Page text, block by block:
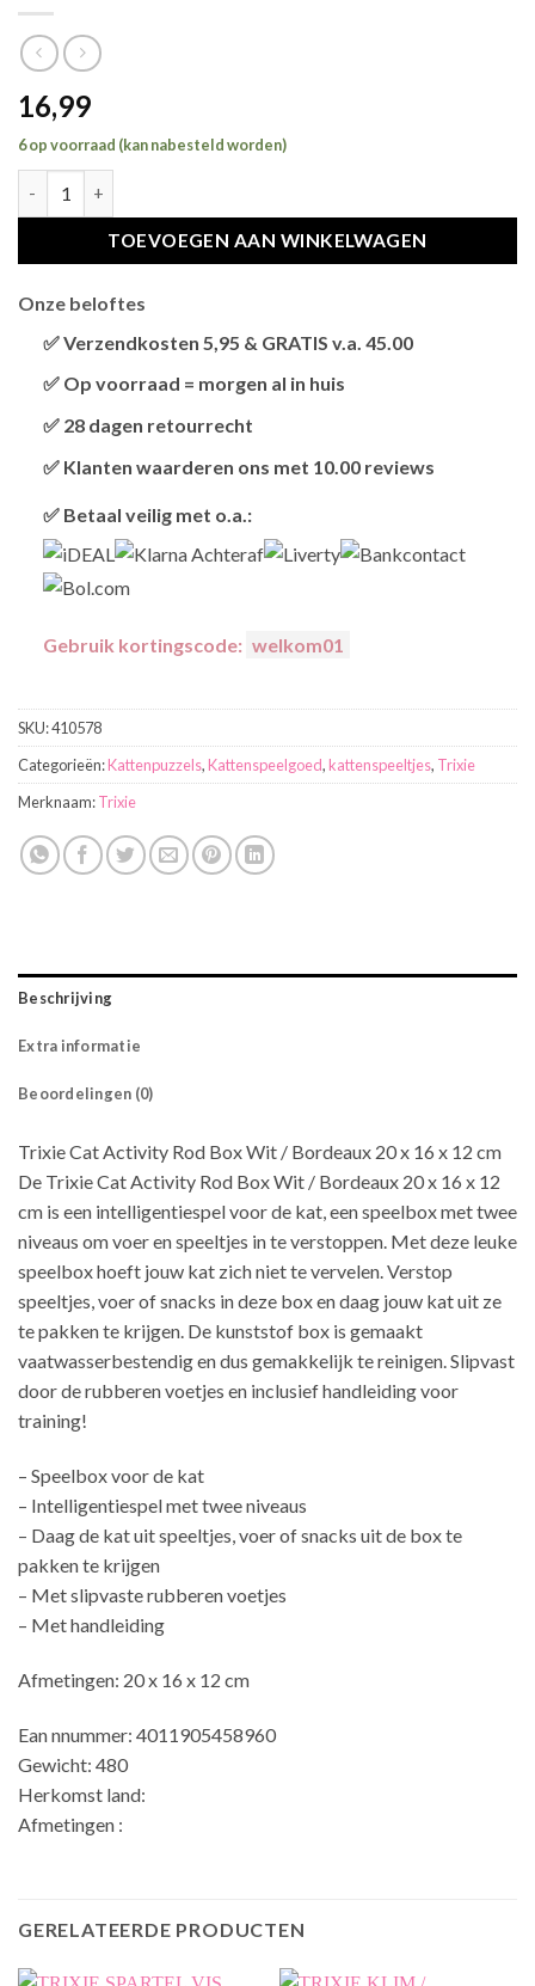
16,99
6 op voorraad (kan nabesteld worden)
TOEVOEGEN AAN WINKELWAGEN
Onze beloftes
✅ Verzendkosten 5,95 & GRATIS v.a. 45.00
bestellingen v.a. 45,00 worden gratis verzonden.
✅ Op voorraad = morgen al in huis
wordt het vandaag nog verzonden
✅ 28 dagen retourrecht
om te retourneren.
✅ Klanten waarderen ons met 10.00 reviews
webkeur
✅ Betaal veilig met o.a.:
Gebruik kortingscode: welkom01
SKU:410578
Categorieën:Kattenpuzzels,Kattenspeelgoed,kattenspeeltjes, Trixie
Merknaam:Trixie
Beschrijving
Extra informatie
Beoordelingen (0)
Trixie Cat Activity Rod Box Wit / Bordeaux 20 x 16 x 12 cm
De Trixie Cat Activity Rod Box Wit / Bordeaux 20 x 16 x 12
cm is een intelligentiespel voor de kat, een speelbox met twee
niveaus om voer en speeltjes in te verstoppen. Met deze leuke
speelbox hoeft jouw kat zich niet te vervelen. Verstop
speeltjes, voer of snacks in deze box en daag jouw kat uit ze
te pakken te krijgen. De kunststof box is gemaakt
vaatwasserbestendig en dus gemakkelijk te reinigen. Slipvast
door de rubberen voetjes en inclusief handleiding voor
training!
– Speelbox voor de kat
– Intelligentiespel met twee niveaus
– Daag de kat uit speeltjes, voer of snacks uit de box te
pakken te krijgen
– Met slipvaste rubberen voetjes
– Met handleiding
Afmetingen: 20 x 16 x 12 cm
Ean nnummer: 4011905458960
Gewicht: 480
Herkomst land:
Afmetingen :
GERELATEERDE PRODUCTEN